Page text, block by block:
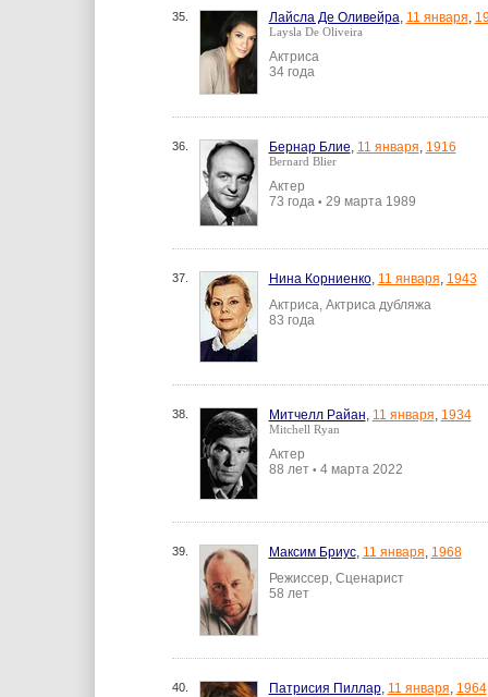
35. Лайсла Де Оливейра, 11 января,
Laysla De Oliveira
Актриса
34 года
36. Бернар Блие, 11 января, 1916
Bernard Blier
Актер
73 года • 29 марта 1989
37. Нина Корниенко, 11 января, 1943
Актриса, Актриса дубляжа
83 года
38. Митчелл Райан, 11 января, 1934
Mitchell Ryan
Актер
88 лет • 4 марта 2022
39. Максим Бриус, 11 января, 1968
Режиссер, Сценарист
58 лет
40. Патрисия Пиллар, 11 января, 1964